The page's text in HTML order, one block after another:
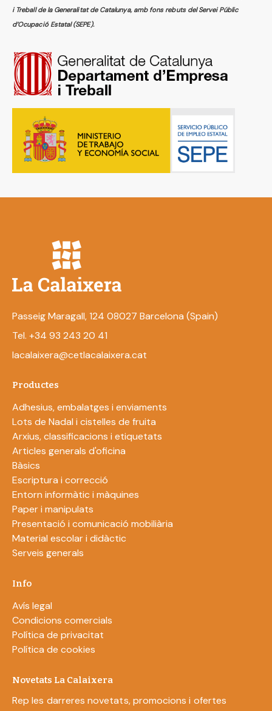
i Treball de la Generalitat de Catalunya, amb fons rebuts del Servei Públic
d’Ocupació Estatal (SEPE).
Passeig Maragall, 124 08027 Barcelona (Spain)
Tel. +34 93 243 20 41
lacalaixera@cetlacalaixera.cat
Productes
Adhesius, embalatges i enviaments
Lots de Nadal i cistelles de fruita
Arxius, classificacions i etiquetats
Articles generals d'oficina
Bàsics
Escriptura i correcció
Entorn informàtic i màquines
Paper i manipulats
Presentació i comunicació mobiliària
Material escolar i didàctic
Serveis generals
Info
Avís legal
Condicions comercials
Política de privacitat
Política de cookies
Novetats La Calaixera
Rep les darreres novetats, promocions i ofertes